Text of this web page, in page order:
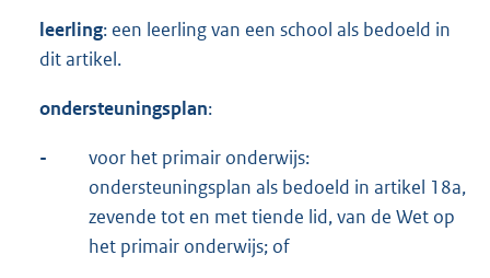
leerling: een leerling van een school als bedoeld in
dit artikel.
ondersteuningsplan:
-
voor het primair onderwijs:
ondersteuningsplan als bedoeld in artikel 18a,
zevende tot en met tiende lid, van de Wet op
het primair onderwijs; of